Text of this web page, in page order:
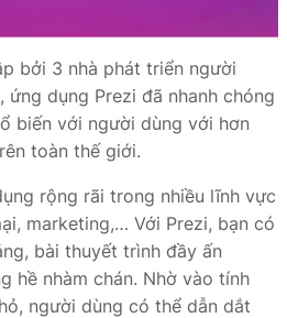
bởi 3 nhà phát triển người
ứng dụng Prezi đã nhanh chóng
biến với người dùng với hơn
toàn thế giới.
rộng rãi trong nhiều lĩnh vực
marketing,… Với Prezi, bạn có
bài thuyết trình đầy ấn
hề nhàm chán. Nhờ vào tính
người dùng có thể dẫn dắt